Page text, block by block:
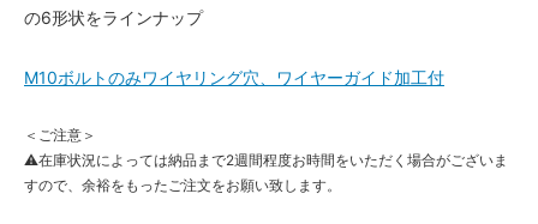
の6形状をラインナップ
M10ボルトのみワイヤリング穴、ワイヤーガイド加工付
＜ご注意＞
⚠在庫状況によっては納品まで2週間程度お時間をいただく場合がございま
すので、余裕をもったご注文をお願い致します。